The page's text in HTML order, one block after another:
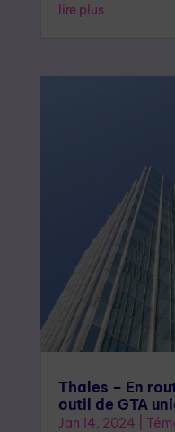
lire plus
Thales – En
outil de GTA
Jan 14, 2024